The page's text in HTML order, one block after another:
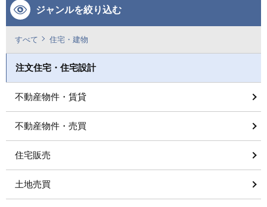
ジャンルを絞り込む
すべて 住宅・建物
注文住宅・住宅設計
不動産物件・賃貸
不動産物件・売買
住宅販売
土地売買